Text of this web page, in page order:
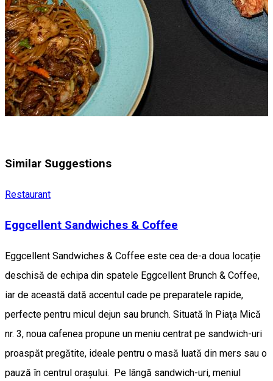
Similar Suggestions
Restaurant
Eggcellent Sandwiches & Coffee
Eggcellent Sandwiches & Coffee este cea de-a doua locație
deschisă de echipa din spatele Eggcellent Brunch & Coffee,
iar de această dată accentul cade pe preparatele rapide,
perfecte pentru micul dejun sau brunch. Situată în Piața Mică
nr. 3, noua cafenea propune un meniu centrat pe sandwich-uri
proaspăt pregătite, ideale pentru o masă luată din mers sau o
pauză în centrul orașului. Pe lângă sandwich-uri, meniul